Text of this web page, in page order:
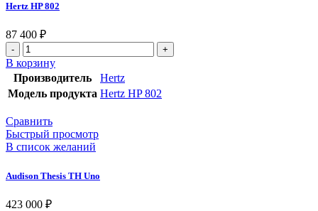
Hertz HP 802
87 400 ₽
В корзину
Производитель
Hertz
Модель продукта Hertz HP 802
Сравнить
Быстрый просмотр
В список желаний
Audison Thesis TH Uno
423 000 ₽